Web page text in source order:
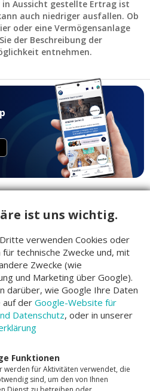
Aussicht gestellte Ertrag ist
auch niedriger ausfallen. Ob
oder eine Vermögensanlage
der Beschreibung der
entnehmen.
auf Companisto wenden Sie
aus Deutschland:
von
ist uns wichtig.
verwenden Cookies oder
für technische Zwecke und, mit
Zwecke (wie
und Marketing über Google).
darüber, wie Google Ihre Daten
auf der Google-Website für
Datenschutz, oder in unserer
Funktionen
werden für Aktivitäten verwendet, die
sind, um den von Ihnen